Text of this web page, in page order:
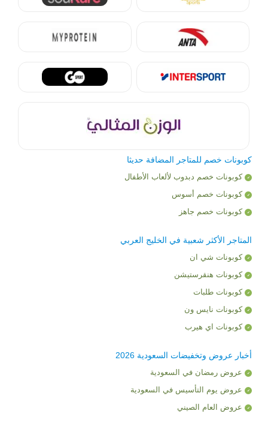
كوبونات خصم للمتاجر المضافة حديثا
كوبونات خصم دبدوب لألعاب الأطفال
كوبونات خصم أسوس
كوبونات خصم جاهز
المتاجر الأكثر شعبية في الخليج العربي
كوبونات شي ان
كوبونات هنقرستيشن
كوبونات طلبات
كوبونات نايس ون
كوبونات اي هيرب
أخبار عروض وتخفيضات السعودية 2026
عروض رمضان في السعودية
عروض يوم التأسيس في السعودية
عروض العام الصيني